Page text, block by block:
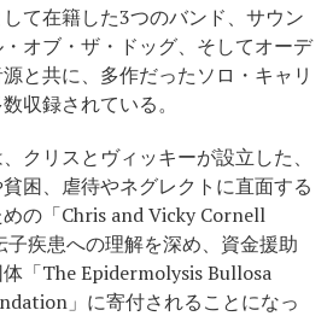
て在籍した3つのバンド、サウン
オブ・ザ・ドッグ、そしてオーデ
と共に、多作だったソロ・キャリ
収録されている。
クリスとヴィッキーが設立した、
困、虐待やネグレクトに直面する
の「Chris and Vicky Cornell
疾患への理解を深め、資金援助
「The Epidermolysis Bullosa
」に寄付されることになっ